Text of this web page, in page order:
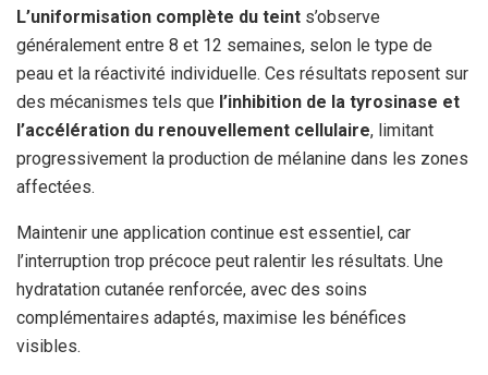
L’uniformisation complète du teint s’observe
généralement entre 8 et 12 semaines, selon le type de
peau et la réactivité individuelle. Ces résultats reposent sur
des mécanismes tels que l’inhibition de la tyrosinase et
l’accélération du renouvellement cellulaire, limitant
progressivement la production de mélanine dans les zones
affectées.
Maintenir une application continue est essentiel, car
l’interruption trop précoce peut ralentir les résultats. Une
hydratation cutanée renforcée, avec des soins
complémentaires adaptés, maximise les bénéfices
visibles.